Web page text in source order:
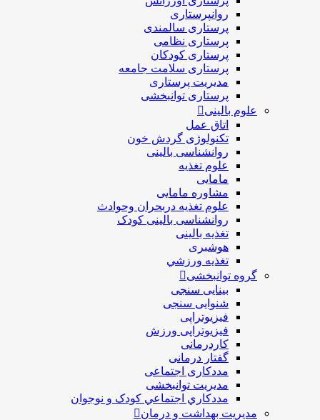
روانپرستاری
پرستاری سالمندی
پرستاری نظامی
پرستاری کودکان
پرستاری سلامت جامعه
مدیریت پرستاری
پرستاری توانبخشی
علوم بالینی
اتاق عمل
تکنولوژی گردش خون
روانشناسی بالینی
علوم تغذیه
مامایی
مشاوره مامایی
علوم تغذیه دربحران وحوادث
روانشناسی بالینی کودک
تغذیه بالینی
هوشبری
تغذيه ورزشي
گروه توانبخشی
بینایی سنجی
شنوایی سنجی
فیزیوتراپی
فیزیوتراپی ورزش
کاردرمانی
گفتار درمانی
مددکاری اجتماعی
مديريت توانبخشی
مددکاري اجتماعي کودک و نوجوان
مدیریت بهداشت و درمان